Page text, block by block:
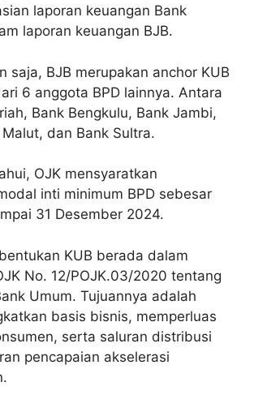
laporan keuangan Bank
laporan keuangan BJB.
saja, BJB merupakan anchor KUB
6 anggota BPD lainnya. Antara
Bank Bengkulu, Bank Jambi,
dan Bank Sultra.
OJK mensyaratkan
inti minimum BPD sebesar
31 Desember 2024.
KUB berada dalam
No. 12/POJK.03/2020 tentang
Umum. Tujuannya adalah
basis bisnis, memperluas
serta saluran distribusi
pencapaian akselerasi